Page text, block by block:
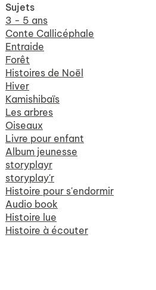
Sujets
3 - 5 ans
Conte Callicéphale
Entraide
Forêt
Histoires de Noël
Hiver
Kamishibaïs
Les arbres
Oiseaux
Livre pour enfant
Album jeunesse
storyplayr
storyplay'r
Histoire pour s'endormir
Audio book
Histoire lue
Histoire à écouter